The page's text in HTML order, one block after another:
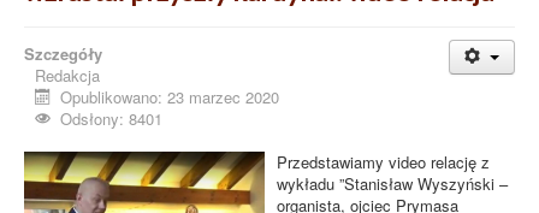
Szczegóły
Redakcja
Opublikowano: 23 marzec 2020
Odsłony: 8401
Przedstawiamy video relację z
wykładu ”Stanisław Wyszyński –
organista, ojciec Prymasa